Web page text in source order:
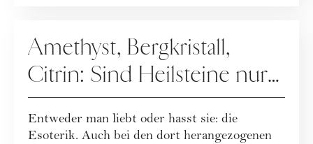
Amethyst, Bergkristall,
Citrin: Sind Heilsteine nur
Nonsens oder doch der
neueste Hit?
Entweder man liebt oder hasst sie: die
Esoterik. Auch bei den dort herangezogenen